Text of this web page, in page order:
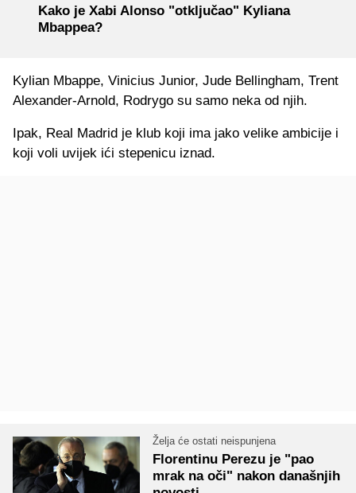
Kako je Xabi Alonso "otključao" Kyliana
Mbappea?
Kylian Mbappe, Vinicius Junior, Jude Bellingham, Trent
Alexander-Arnold, Rodrygo su samo neka od njih.
Ipak, Real Madrid je klub koji ima jako velike ambicije i
koji voli uvijek ići stepenicu iznad.
Želja će ostati neispunjena
Florentinu Perezu je "pao
mrak na oči" nakon današnjih